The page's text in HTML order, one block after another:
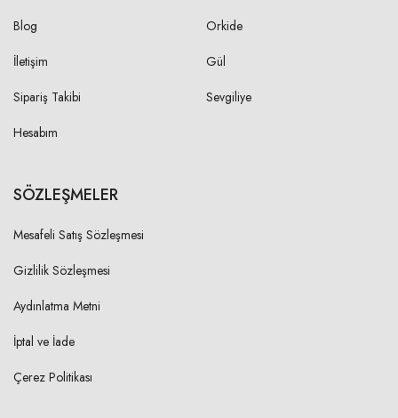
Blog
İletişim
Sipariş Takibi
Hesabım
Orkide
Gül
Sevgiliye
SÖZLEŞMELER
Mesafeli Satış Sözleşmesi
Gizlilik Sözleşmesi
Aydınlatma Metni
İptal ve İade
Çerez Politikası